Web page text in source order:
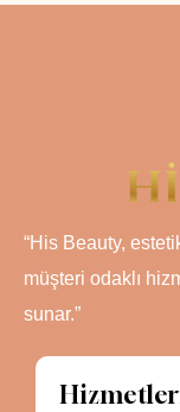
“His Beauty,
müşteri odaklı
sunar.”